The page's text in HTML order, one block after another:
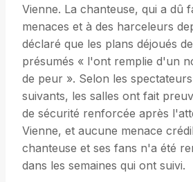
Vienne. La chanteuse, qui a dû
menaces et à des harceleurs
déclaré que les plans déjoués
présumés « l'ont remplie d'un
de peur ». Selon les
suivants, les salles ont fait
de sécurité renforcée après
Vienne, et aucune menace
chanteuse et ses fans n'a été
dans les semaines qui ont suivi.